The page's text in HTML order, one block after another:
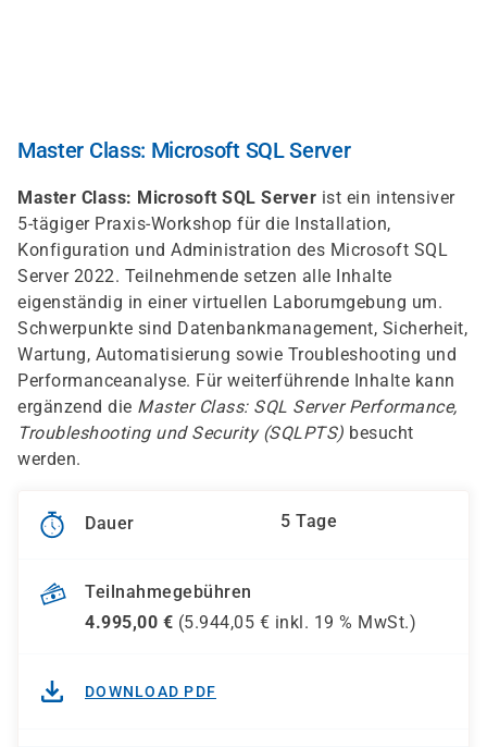
Master Class: Microsoft SQL Server
Master Class: Microsoft SQL Server ist ein intensiver
5-tägiger Praxis-Workshop für die Installation,
Konfiguration und Administration des Microsoft SQL
Server 2022. Teilnehmende setzen alle Inhalte
eigenständig in einer virtuellen Laborumgebung um.
Schwerpunkte sind Datenbankmanagement, Sicherheit,
Wartung, Automatisierung sowie Troubleshooting und
Performanceanalyse. Für weiterführende Inhalte kann
ergänzend die Master Class: SQL Server Performance,
Troubleshooting und Security (SQLPTS) besucht
werden.
Dauer 5 Tage
Teilnahmegebühren
4.995,00 € (5.944,05 € inkl. 19 % MwSt.)
DOWNLOAD PDF